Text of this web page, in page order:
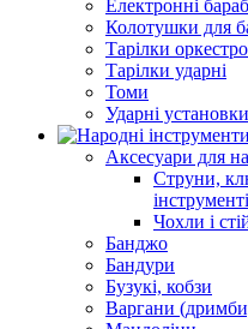
Електронні
Колотушки для
Тарілки
Тарілки ударні
Томи
Ударні
Аксесуари для
Струни,
Чохли і
Банджо
Бандури
Бузукі, кобзи
Варгани